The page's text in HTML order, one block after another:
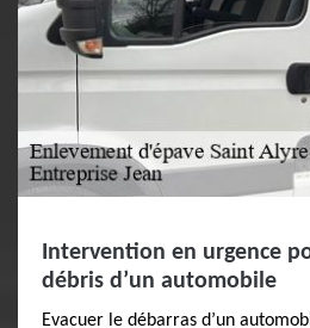
Intervention en urgence
débris d’un automobile
Evacuer le débarras d’un